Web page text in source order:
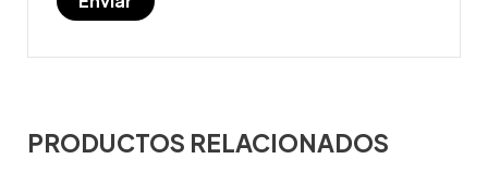
PRODUCTOS RELACIONADOS